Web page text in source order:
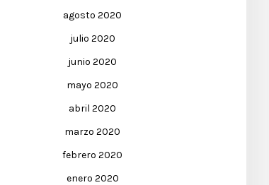
agosto 2020
julio 2020
junio 2020
mayo 2020
abril 2020
marzo 2020
febrero 2020
enero 2020